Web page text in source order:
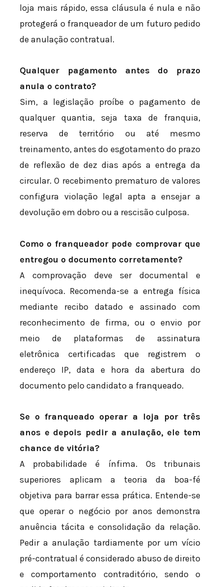
loja mais rápido, essa cláusula é nula e não
protegerá o franqueador de um futuro pedido
de anulação contratual.
Qualquer pagamento antes do prazo
anula o contrato?
Sim, a legislação proíbe o pagamento de
qualquer quantia, seja taxa de franquia,
reserva de território ou até mesmo
treinamento, antes do esgotamento do prazo
de reflexão de dez dias após a entrega da
circular. O recebimento prematuro de valores
configura violação legal apta a ensejar a
devolução em dobro ou a rescisão culposa.
Como o franqueador pode comprovar que
entregou o documento corretamente?
A comprovação deve ser documental e
inequívoca. Recomenda-se a entrega física
mediante recibo datado e assinado com
reconhecimento de firma, ou o envio por
meio de plataformas de assinatura
eletrônica certificadas que registrem o
endereço IP, data e hora da abertura do
documento pelo candidato a franqueado.
Se o franqueado operar a loja por três
anos e depois pedir a anulação, ele tem
chance de vitória?
A probabilidade é ínfima. Os tribunais
superiores aplicam a teoria da boa-fé
objetiva para barrar essa prática. Entende-se
que operar o negócio por anos demonstra
anuência tácita e consolidação da relação.
Pedir a anulação tardiamente por um vício
pré-contratual é considerado abuso de direito
e comportamento contraditório, sendo o